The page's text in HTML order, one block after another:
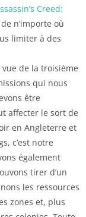
Creed:
n’importe où
limiter à des
de la troisième
qui nous
être
affecter le sort de
en Angleterre et
c’est notre
également
tirer d’un
les ressources
zones et, plus